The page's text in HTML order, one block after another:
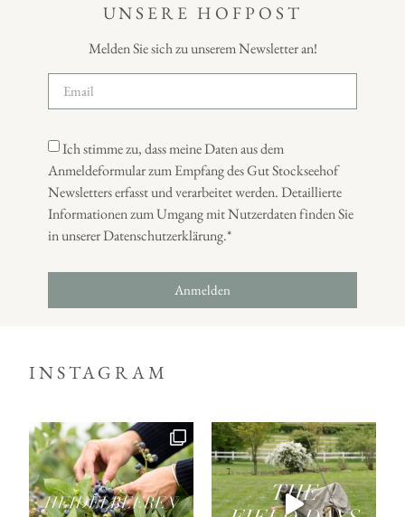
UNSERE HOFPOST
Melden Sie sich zu unserem Newsletter an!
Ich stimme zu, dass meine Daten aus dem
Anmeldeformular zum Empfang des Gut Stockseehof
Newsletters erfasst und verarbeitet werden. Detaillierte
Informationen zum Umgang mit Nutzerdaten finden Sie
in unserer Datenschutzerklärung.*
Anmelden
INSTAGRAM